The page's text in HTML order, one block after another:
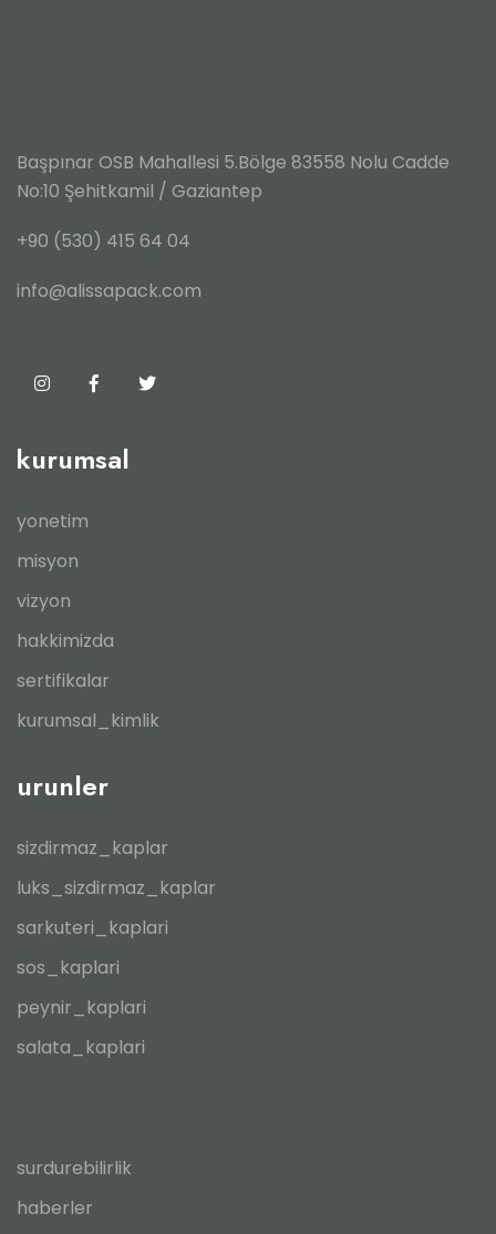
Başpınar OSB Mahallesi 5.Bölge 83558 Nolu Cadde
No:10 Şehitkamil / Gaziantep
+90 (530) 415 64 04
info@alissapack.com
kurumsal
yonetim
misyon
vizyon
hakkimizda
sertifikalar
kurumsal_kimlik
urunler
sizdirmaz_kaplar
luks_sizdirmaz_kaplar
sarkuteri_kaplari
sos_kaplari
peynir_kaplari
salata_kaplari
surdurebilirlik
haberler